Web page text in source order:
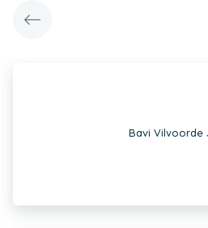
Bavi Vilvoorde